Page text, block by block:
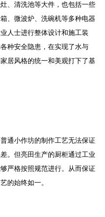
、清洗池等大件，也包括一些
、微波炉、洗碗机等多种电器
人士进行整体设计和施工装
种安全隐患，在实现了水与
居风格的统一和美观打下了基
通小作坊的制作工艺无法保证
。但亮田生产的厨柜通过工业
严格按照规范进行。从而保证
的始终如一。